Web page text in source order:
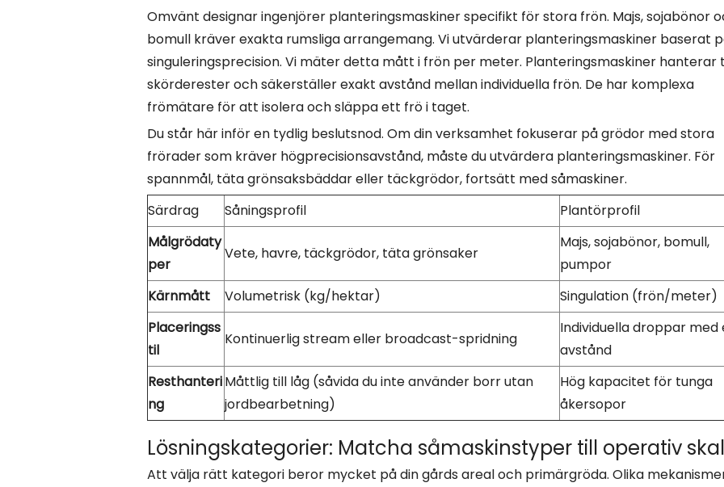
Omvänt designar ingenjörer planteringsmaskiner specifikt för stora frön. Majs, sojabönor
bomull kräver exakta rumsliga arrangemang. Vi utvärderar planteringsmaskiner baserat
singuleringsprecision. Vi mäter detta mått i frön per meter. Planteringsmaskiner hanterar
skörderester och säkerställer exakt avstånd mellan individuella frön. De har komplexa
frömätare för att isolera och släppa ett frö i taget.
Du står här inför en tydlig beslutsnod. Om din verksamhet fokuserar på grödor med stora
frörader som kräver högprecisionsavstånd, måste du utvärdera planteringsmaskiner. För
spannmål, täta grönsaksbäddar eller täckgrödor, fortsätt med såmaskiner.
Särdrag
Såningsprofil
Plantörprofil
Målgrödaty
per
Vete, havre, täckgrödor, täta grönsaker
Majs, sojabönor, bomull,
pumpor
Kärnmått
Volumetrisk (kg/hektar)
Singulation (frön/meter)
Placeringss
til
Kontinuerlig stream eller broadcast-spridning
Individuella droppar med
avstånd
Resthanteri
ng
Måttlig till låg (såvida du inte använder borr utan
jordbearbetning)
Hög kapacitet för tunga
åkersopor
Lösningskategorier: Matcha såmaskinstyper till operativ
Att välja rätt kategori beror mycket på din gårds areal och primärgröda. Olika